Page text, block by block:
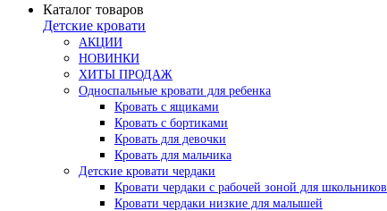
Каталог товаров
Детские кровати
АКЦИИ
НОВИНКИ
ХИТЫ ПРОДАЖ
Односпальные кровати для ребенка
Кровать с ящиками
Кровать с бортиками
Кровать для девочки
Кровать для мальчика
Детские кровати чердаки
Кровати чердаки с рабочей зоной для школьников
Кровати чердаки низкие для малышей